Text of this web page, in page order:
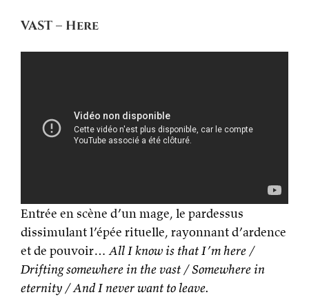
VAST – Here
Entrée en scène d’un mage, le pardessus
dissimulant l’épée rituelle, rayonnant d’ardence
et de pouvoir…All I know is that I’m here /
Drifting somewhere in the vast / Somewhere in
eternity / And I never want to leave.